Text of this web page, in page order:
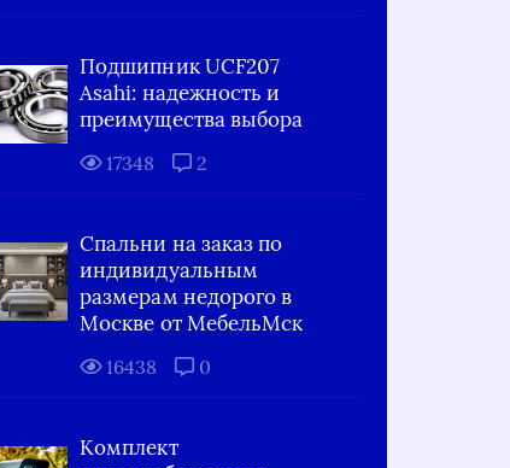
Подшипник UCF207
Asahi: надежность и
преимущества выбора
17348 2
Спальни на заказ по
индивидуальным
размерам недорого в
Москве от МебельМск
16438 0
Комплект